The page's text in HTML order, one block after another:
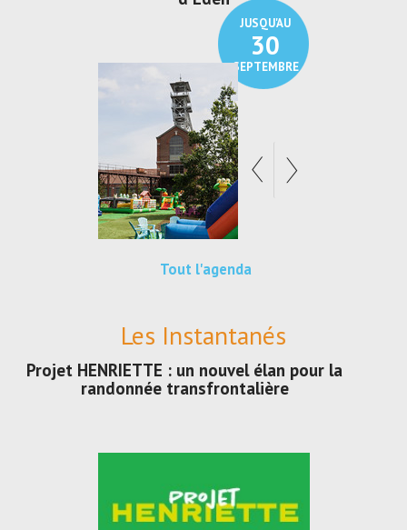
JUSQU'AU
30
SEPTEMBRE
Tout l'agenda
Les Instantanés
Projet HENRIETTE : un nouvel élan pour la
randonnée transfrontalière